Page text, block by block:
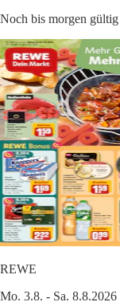
Noch bis morgen gültig
REWE
Mo. 3.8. - Sa. 8.8.2026